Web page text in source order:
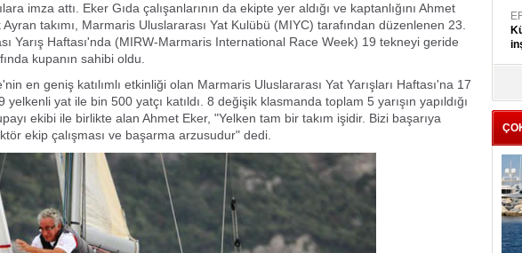
imza attı. Eker Gıda çalışanlarının da ekipte yer aldığı ve kaptanlığını Ahmet
Ayran takımı, Marmaris Uluslararası Yat Kulübü (MIYC) tarafından düzenlenen 23.
Yarış Haftası'nda (MIRW-Marmaris International Race Week) 19 tekneyi geride
kupanın sahibi oldu.
en geniş katılımlı etkinliği olan Marmaris Uluslararası Yat Yarışları Haftası'na 17
yelkenli yat ile bin 500 yatçı katıldı. 8 değişik klasmanda toplam 5 yarışın yapıldığı
ekibi ile birlikte alan Ahmet Eker, "Yelken tam bir takım işidir. Bizi başarıya
ekip çalışması ve başarma arzusudur" dedi.